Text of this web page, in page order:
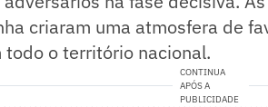
criaram uma atmosfera de
o território nacional.
CONTINUA
APÓS A
PUBLICIDADE